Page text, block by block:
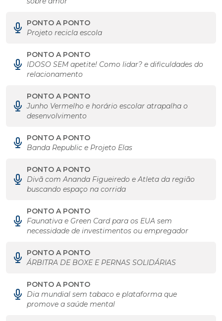
PONTO A PONTO
Projeto recicla escola
PONTO A PONTO
IDOSO SEM apetite! Como lidar? e dificuldades do
relacionamento
PONTO A PONTO
Junho Vermelho e horário escolar atrapalha o
desenvolvimento
PONTO A PONTO
Banda Republic e Projeto Elas
PONTO A PONTO
Divã com Ananda Figueiredo e Atleta da região
buscando espaço na corrida
PONTO A PONTO
Faunativa e Green Card para os EUA sem
necessidade de investimentos ou empregador
PONTO A PONTO
ÁRBITRA DE BOXE E PERNAS SOLIDÁRIAS
PONTO A PONTO
Dia mundial sem tabaco e plataforma que
promove a saúde mental